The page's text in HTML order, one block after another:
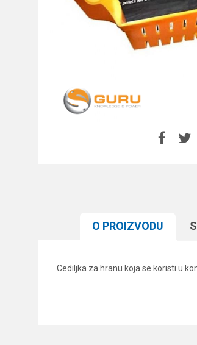
O PROIZVODU
Cediljka za hranu koja se koristi u